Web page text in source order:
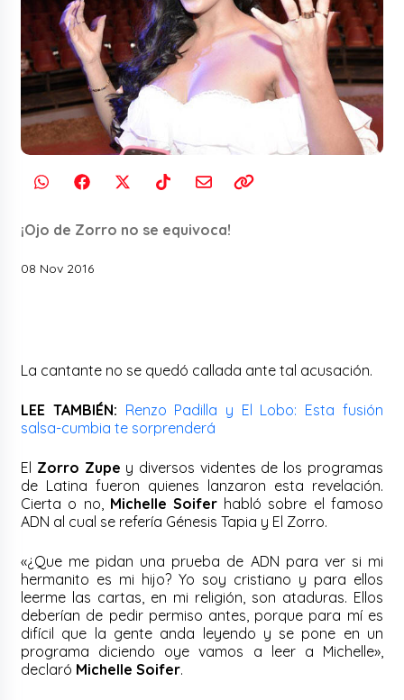
¡Ojo de Zorro no se equivoca!
08 Nov 2016
La cantante no se quedó callada ante tal acusación.
LEE TAMBIÉN: Renzo Padilla y El Lobo: Esta fusión
salsa-cumbia te sorprenderá
El Zorro Zupe y diversos videntes de los programas
de Latina fueron quienes lanzaron esta revelación.
Cierta o no, Michelle Soifer habló sobre el famoso
ADN al cual se refería Génesis Tapia y El Zorro.
«¿Que me pidan una prueba de ADN para ver si mi
hermanito es mi hijo? Yo soy cristiano y para ellos
leerme las cartas, en mi religión, son ataduras. Ellos
deberían de pedir permiso antes, porque para mí es
difícil que la gente anda leyendo y se pone en un
programa diciendo oye vamos a leer a Michelle»,
declaró Michelle Soifer.